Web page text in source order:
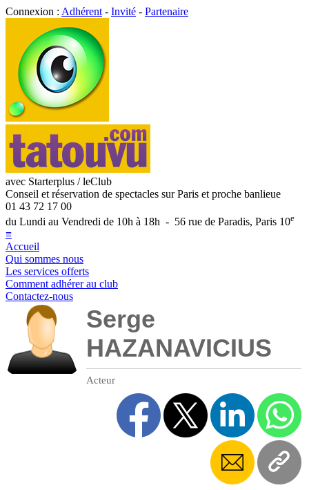
Connexion : Adhérent - Invité - Partenaire
avec Starterplus / leClub
Conseil et réservation de spectacles sur Paris et proche banlieue
01 43 72 17 00
du Lundi au Vendredi de 10h à 18h - 56 rue de Paradis, Paris 10e
≡
Accueil
Qui sommes nous
Les services offerts
Comment adhérer au club
Contactez-nous
Serge
HAZANAVICIUS
Acteur